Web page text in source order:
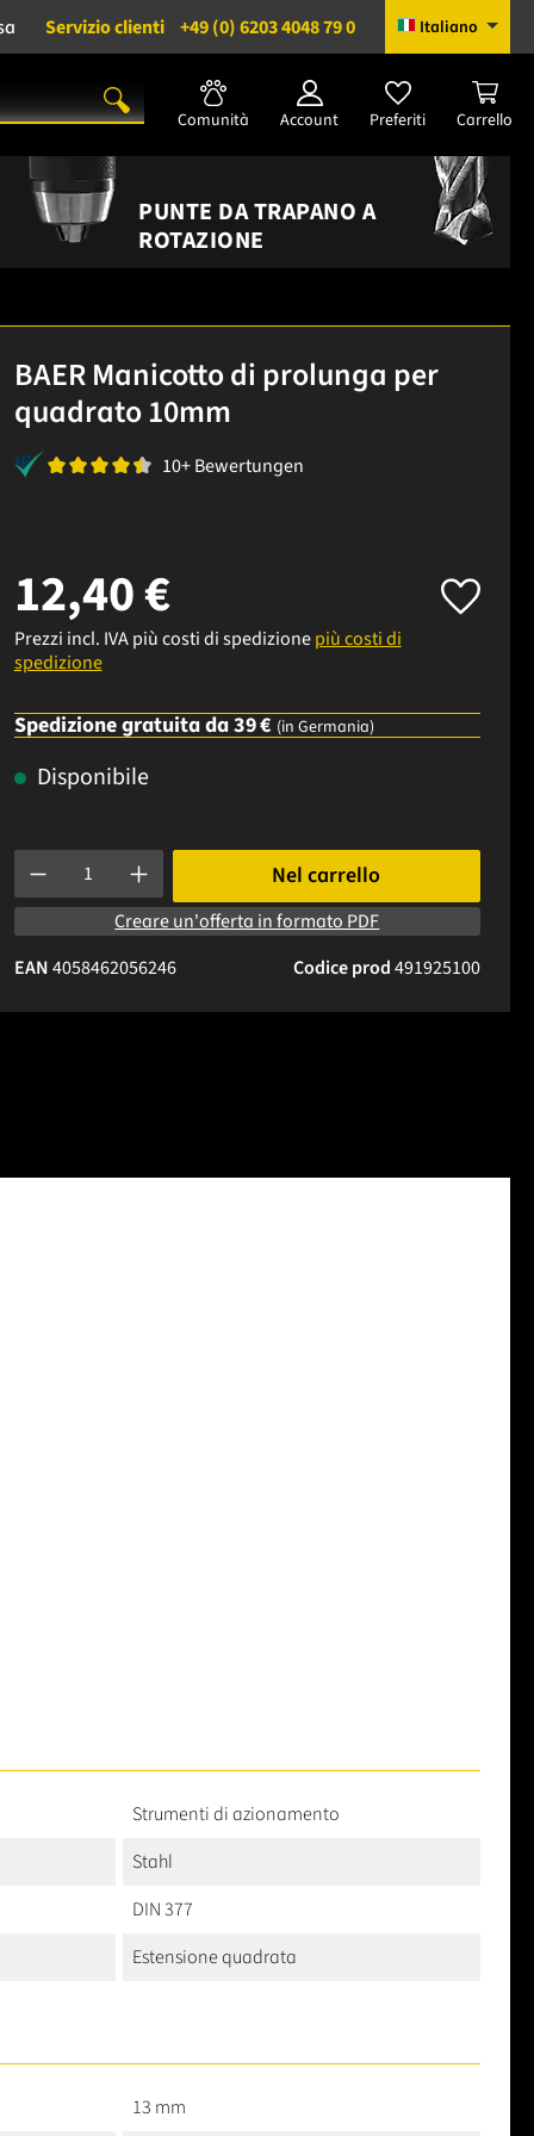
Servizio clienti +49 (0) 6203 4048 79 0 Italiano
Comunità Account Preferiti Carrello
PUNTE DA TRAPANO A
ROTAZIONE
BAER Manicotto di prolunga per
quadrato 10mm
10+ Bewertungen
12,40 €
Prezzi incl. IVA più costi di spedizionepiù costi di
spedizione
Spedizione gratuita da 39 € (in Germania)
Disponibile
Quantità del prodotto: inserisci la quantità desiderata o usa i
Nel carrello
Creare un'offerta in formato PDF
Codice prod491925100
EAN4058462056246
Strumenti di azionamento
Stahl
DIN 377
Estensione quadrata
13 mm